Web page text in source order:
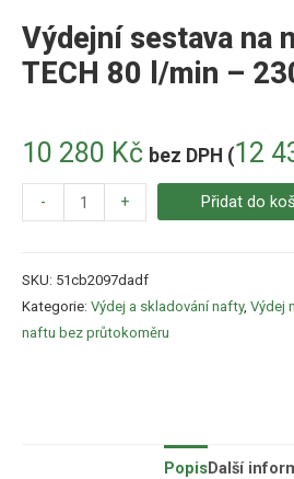
Výdejní sestava na
TECH 80 l/min –
10 280 Kč bez DPH (12
- + Přidat do
SKU: 51cb2097dadf
Kategorie: Výdej a skladování nafty, Výdej
naftu bez průtokoměru
PopisDalší